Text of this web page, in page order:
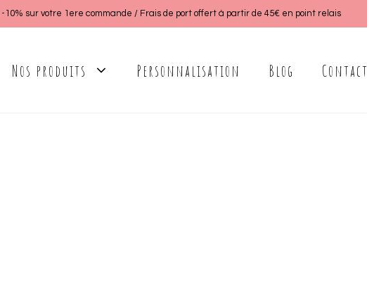
-10% sur votre 1ere commande / Frais de port offert à partir de 45€ en point relais
Nos produits Personnalisation Blog Contact